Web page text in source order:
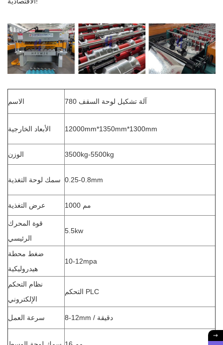
الاسم 780 آلة تشكيل لوحة السقف
الأبعاد الخارجية 12000mm*1350mm*1300mm
الوزن 3500kg-5500kg
سمك لوحة التغذية 0.25-0.8mm
عرض التغذية 1000 مم
قوة المحرك
الرئيسي
5.5kw
ضغط محطة
هيدروليكية
10-12mpa
نظام التحكم
الإلكتروني
التحكم PLC
سرعة العمل 8-12mm / دقيقة